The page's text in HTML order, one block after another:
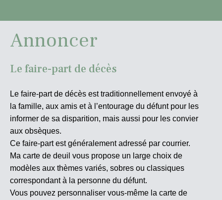
Annoncer
Le faire-part de décès
Le faire-part de décès est traditionnellement envoyé à
la famille, aux amis et à l’entourage du défunt pour les
informer de sa disparition, mais aussi pour les convier
aux obsèques.
Ce faire-part est généralement adressé par courrier.
Ma carte de deuil vous propose un large choix de
modèles aux thèmes variés, sobres ou classiques
correspondant à la personne du défunt.
Vous pouvez personnaliser vous-même la carte de